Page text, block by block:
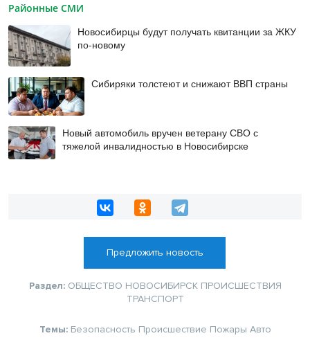
Районные СМИ
Новосибирцы будут получать квитанции за ЖКУ
по-новому
Сибиряки толстеют и снижают ВВП страны
Новый автомобиль вручен ветерану СВО с
тяжелой инвалидностью в Новосибирске
Предложить новость
Раздел: ОБЩЕСТВО НОВОСИБИРСК ПРОИСШЕСТВИЯ
ТРАНСПОРТ
Темы: Безопасность Происшествие Пожары Авто